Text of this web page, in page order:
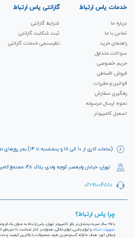
(ساعات کاری از ۱۰ الی ۱۸ و پنجشنبه تا ۱۴) بجز روزهای تعطیل
تهران، خیابان ولیعصر، کوچه ولدی، پلاک ۴۸، مجتمع کامپیوتر ولیعصر، طبقه اول، واحد ۴
021-91004880
خدمات یاس ارتباط
درباره ما
تماس با ما
راهنمای خرید
سوالات متداول
حریم خصوصی
فروش اقساطی
قوانین و مقررات
رهگیری سفارش
نحوه ارسال مرسوله
اسمبل کامپیوتر
گارانتی یاس ارتباط
شرایط گارانتی
ثبت شکابت‌ گارانتی
نظرسنجی خدمات گارانتی
چرا یاس ارتباط؟
با ۲۵ سال تجربه درخشان در بازار کامپیوتر تهران، یاس ارتباط به عنوان یک فروشگاه اینترنتی کالای دیجیتال،
تجهیزات شبکه
و لوازم جانبی، لوازم خانگی، همواره در کنار
ارمغان آورد. هدف ما ارائه گسترده‌ترین طیف محصولات با بالاترین کیفیت و